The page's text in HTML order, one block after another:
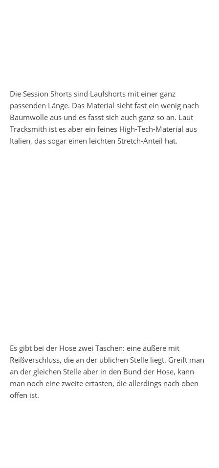
Die Session Shorts sind Laufshorts mit einer ganz
passenden Länge. Das Material sieht fast ein wenig nach
Baumwolle aus und es fasst sich auch ganz so an. Laut
Tracksmith ist es aber ein feines High-Tech-Material aus
Italien, das sogar einen leichten Stretch-Anteil hat.
Es gibt bei der Hose zwei Taschen: eine äußere mit
Reißverschluss, die an der üblichen Stelle liegt. Greift man
an der gleichen Stelle aber in den Bund der Hose, kann
man noch eine zweite ertasten, die allerdings nach oben
offen ist.